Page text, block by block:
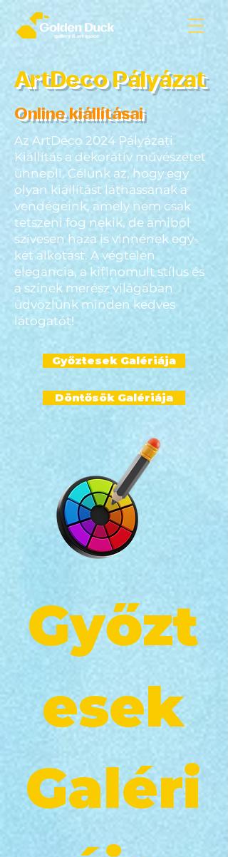
ArtDeco Pályázat
Online kiállításai
Az ArtDeco 2024 Pályázati
Kiállítás a dekoratív művészetet
ünnepli. Célunk az, hogy egy
olyan kiállítást láthassanak a
vendégeink, amely nem csak
tetszeni fog nekik, de amiből
szívesen haza is vinnének egy-
két alkotást. A végtelen
elegancia, a kifinomult stílus és
a színek merész világában
üdvözlünk minden kedves
látogatót!
Győztesek Galériája
Döntősök Galériája
Győzt
esek
Galéri